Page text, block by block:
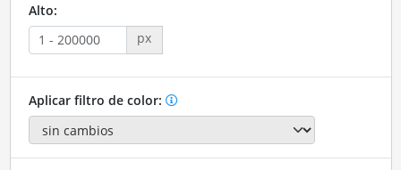
Alto:
px
Aplicar filtro de color: